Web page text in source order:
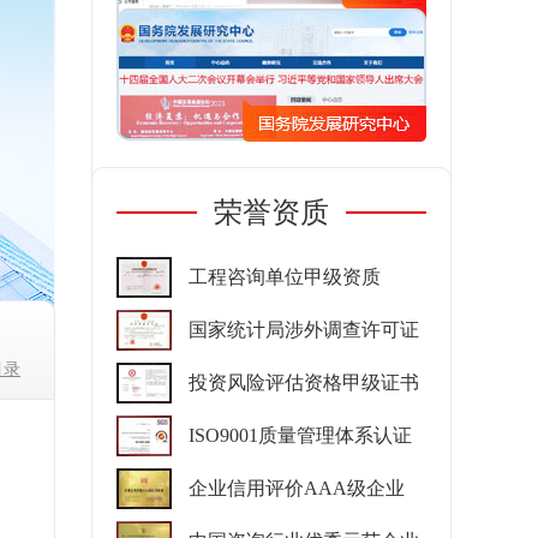
录
荣誉资质
工程咨询单位甲级资质
国家统计局涉外调查许可证
投资风险评估资格甲级证书
ISO9001质量管理体系认证
企业信用评价AAA级企业